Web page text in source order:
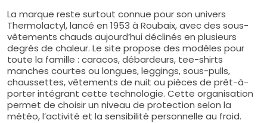
La marque reste surtout connue pour son univers
Thermolactyl, lancé en 1953 à Roubaix, avec des sous-
vêtements chauds aujourd’hui déclinés en plusieurs
degrés de chaleur. Le site propose des modèles pour
toute la famille : caracos, débardeurs, tee-shirts
manches courtes ou longues, leggings, sous-pulls,
chaussettes, vêtements de nuit ou pièces de prêt-à-
porter intégrant cette technologie. Cette organisation
permet de choisir un niveau de protection selon la
météo, l’activité et la sensibilité personnelle au froid.